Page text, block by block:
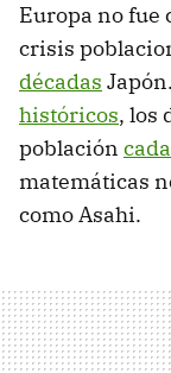
Europa no fue
crisis
décadas
históricos, los
población
matemáticas
como Asahi.